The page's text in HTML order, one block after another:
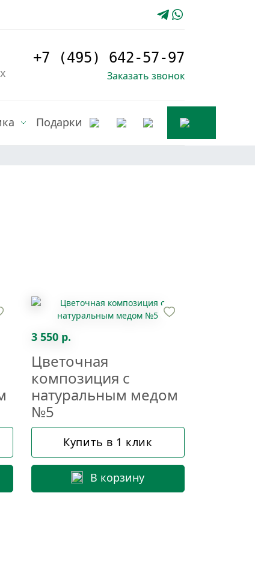
+7 (495) 642-57-97
Заказать звонок
Подарки
3 550 р.
Цветочная
композиция с
натуральным медом
№5
Купить в 1 клик
В корзину